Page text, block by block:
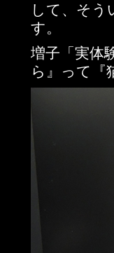
して、そう
す。
増子「実体
ら』って『